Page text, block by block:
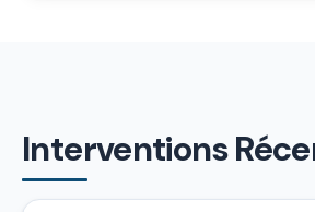
Interventions